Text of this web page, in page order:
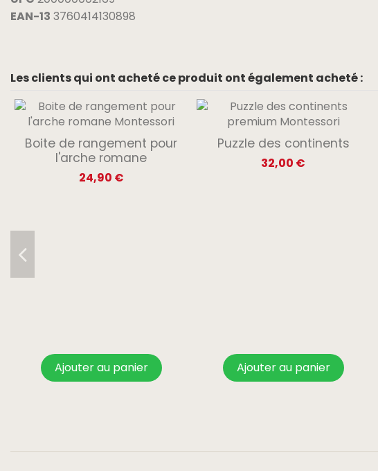
EAN-13 3760414130898
Les clients qui ont acheté ce produit ont également acheté :
Boite de rangement pour
l'arche romane
24,90 €
Ajouter au panier
Puzzle des continents
32,00 €
Ajouter au panier